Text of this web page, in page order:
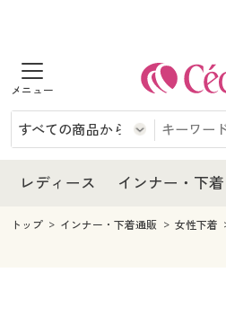
商品を探す
レディース
レディースファッション
インナー・下着
インナー・下着通販すべて
メンズ
レディース インナー・下着
レディース
レディース通販すべて
レディースファッション
インナー・下着
インナー・下着通販すべて
メンズ
トップ インナー・下着通販 女性下着